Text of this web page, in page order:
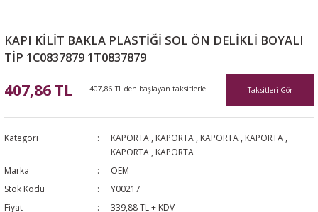
KAPI KİLİT BAKLA PLASTİĞİ SOL ÖN DELİKLİ BOYALI
TİP 1C0837879 1T0837879
407,86 TL 407,86 TL den başlayan taksitlerle!! Taksitleri Gör
Kategori KAPORTA , KAPORTA , KAPORTA , KAPORTA ,
KAPORTA , KAPORTA
Marka
OEM
Stok Kodu
Y00217
Fiyat
339,88 TL + KDV